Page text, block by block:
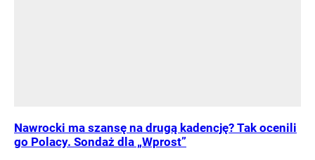
Nawrocki ma szansę na drugą kadencję? Tak ocenili
go Polacy. Sondaż dla „Wprost”